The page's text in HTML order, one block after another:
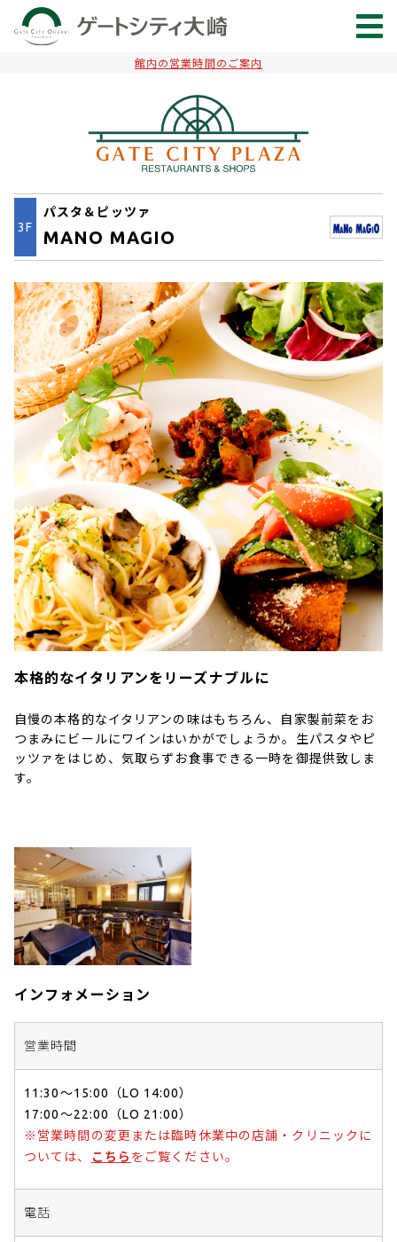
館内の営業時間のご案内
3F
パスタ＆ピッツァ
MANO MAGIO
本格的なイタリアンをリーズナブルに
自慢の本格的なイタリアンの味はもちろん、自家製前菜をお
つまみにビールにワインはいかがでしょうか。生パスタやピ
ッツァをはじめ、気取らずお食事できる一時を御提供致しま
す。
インフォメーション
営業時間
11:30～15:00（LO 14:00）
17:00～22:00（LO 21:00）
※営業時間の変更または臨時休業中の店舗・クリニックに
ついては、
こちら をご覧ください。
電話